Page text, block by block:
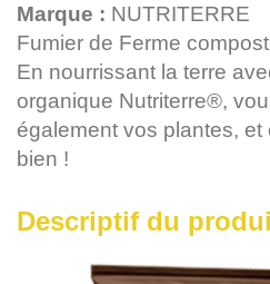
Marque : NUTRITERRE
Fumier de Ferme
En nourrissant la terre
organique Nutriterre®,
également vos plantes,
bien !
Descriptif du